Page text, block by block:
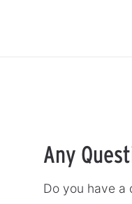
Any
Do you have a